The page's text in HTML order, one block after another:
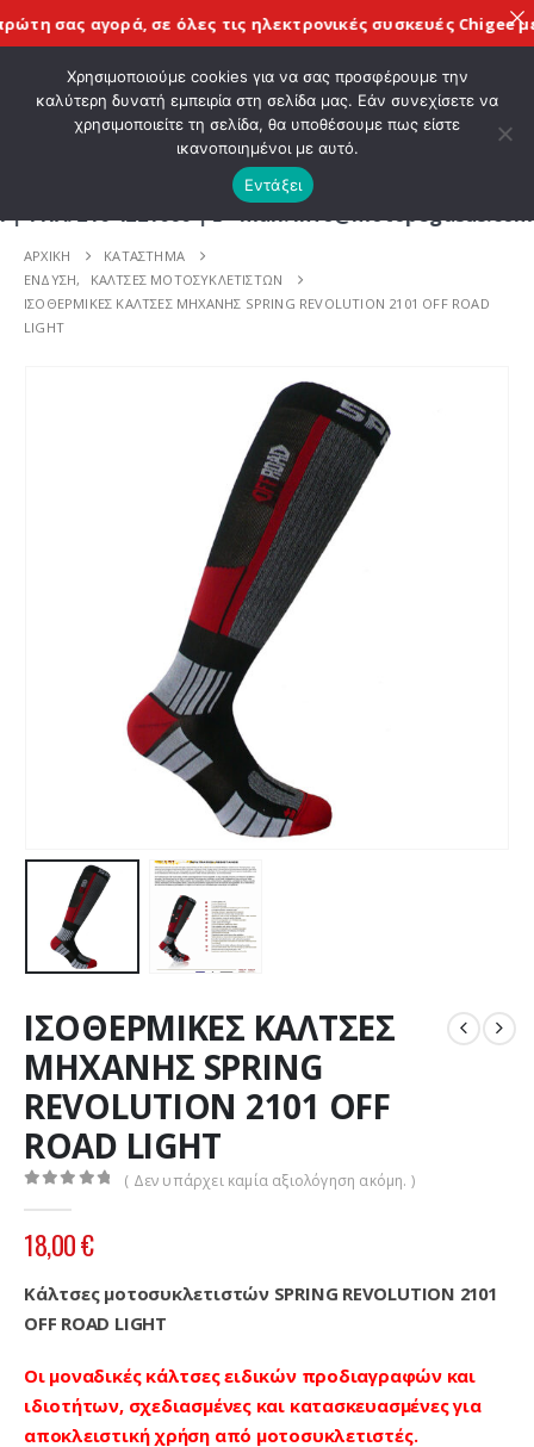
ΚΑΛΩΣ ΗΡΘΑΤΕ ΣΤΟ E-SHOP ΜΟΤΟ ΠΗΓΑΣΟΣ !
| E - mail: info@motopegasus.com |
ΑΡΧΙΚΉ
ΚΑΤΆΣΤΗΜΑ
ΕΝΔΥΣΗ,
ΚΑΛΤΣΕΣ ΜΟΤΟΣΥΚΛΕΤΙΣΤΩΝ
ΙΣΟΘΕΡΜΙΚΕΣ ΚΑΛΤΣΕΣ ΜΗΧΑΝΗΣ SPRING REVOLUTION 2101 OFF ROAD
LIGHT
ΙΣΟΘΕΡΜΙΚΕΣ ΚΑΛΤΣΕΣ
ΜΗΧΑΝΗΣ SPRING
REVOLUTION 2101 OFF
ROAD LIGHT
( Δεν υπάρχει καμία αξιολόγηση ακόμη. )
18,00€
Κάλτσες μοτοσυκλετιστών SPRING REVOLUTION 2101
OFF ROAD LIGHT
Οι μοναδικές κάλτσες ειδικών προδιαγραφών και
ιδιοτήτων, σχεδιασμένες και κατασκευασμένες για
αποκλειστική χρήση από μοτοσυκλετιστές.
σας αγορά, σε όλες τιςηλεκτρονικές συσκευές Chigeeμε
Χρησιμοποιούμε cookies για να σας προσφέρουμε την
καλύτερη δυνατή εμπειρία στη σελίδα μας. Εάν συνεχίσετε να
χρησιμοποιείτε τη σελίδα, θα υποθέσουμε πως είστε
ικανοποιημένοι με αυτό.
Εντάξει